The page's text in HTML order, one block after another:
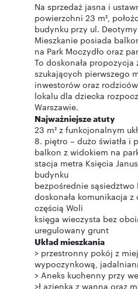
Na sprzedaż jasna i
powierzchni 23 m²,
budynku przy ul.
Mieszkanie posiada
na Park Moczydło oraz
To doskonała
szukających pierwszego
inwestorów oraz
lokalu dla dziecka
Warszawie.
Najważniejsze atuty
23 m² z funkcjonalnym
8. piętro – dużo światła i
balkon z widokiem na
stacja metra Księcia
budynku
bezpośrednie sąsiedztwo
doskonała komunikacja
częścią Woli
księga wieczysta bez
uregulowany grunt
Układ mieszkania
> przestronny pokój z
wypoczynkową,
> Aneks kuchenny przy
>ł azienka z wanną oraz